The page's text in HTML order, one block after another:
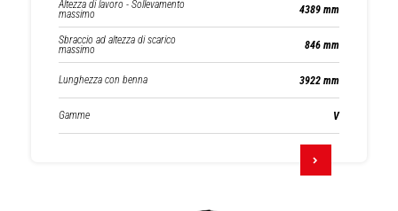
Altezza di lavoro - Sollevamento
massimo 4389 mm
Sbraccio ad altezza di scarico
massimo 846 mm
Lunghezza con benna 3922 mm
Gamme V